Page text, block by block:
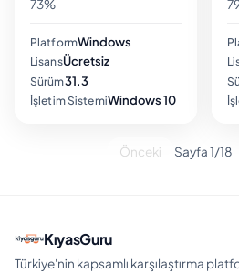
73%
PlatformWindows
LisansÜcretsiz
Sürüm31.3
İşletim SistemiWindows 10
Önceki Sayfa 1/18
KıyasGuru
Türkiye'nin kapsamlı karşılaştırma